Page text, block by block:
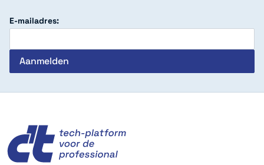
E-mailadres: